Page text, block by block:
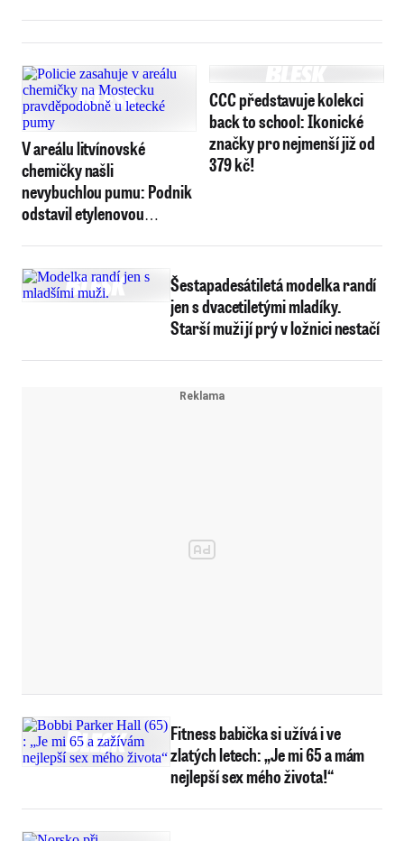
V areálu litvínovské
chemičky našli
nevybuchlou pumu: Podnik
odstavil etylenovou
CCC představuje kolekci
back to school: Ikonické
značky pro nejmenší již od
379 kč!
Šestapadesátiletá modelka randí
jen s dvacetiletými mladíky.
Starší muži jí prý v ložnici nestačí
Fitness babička si užívá i ve
zlatých letech: „Je mi 65 a mám
nejlepší sex mého života!“